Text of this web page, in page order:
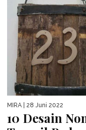
MIRA | 28 Juni 2022
10 Desain